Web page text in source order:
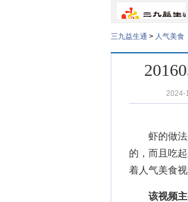
三九益生通 > 人气美食
2024-
虾的做法
的，而且吃
着 人气美食
该视频